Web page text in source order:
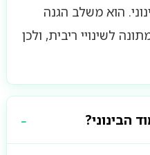
הוא משלב הגנה
לשינויי ריבית, ולכן
הבינוני?